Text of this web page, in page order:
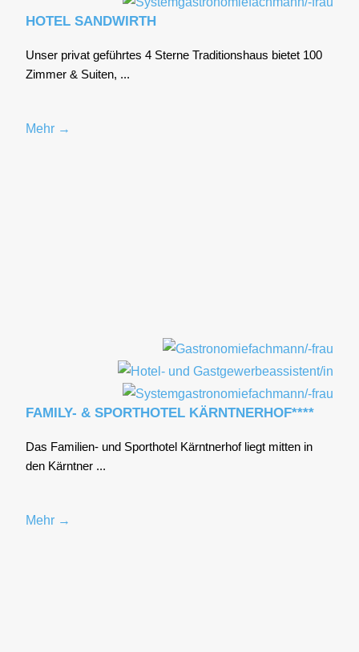
HOTEL SANDWIRTH
Unser pri­vat geführ­tes 4 Ster­ne Tra­di­ti­ons­haus bie­tet 100
Zim­mer & Sui­ten, ...
Mehr →
FAMILY- & SPORTHOTEL KÄRNTNERHOF****
Das Fami­li­en- und Sport­ho­tel Kärnt­ner­hof liegt mit­ten in
den Kärnt­ner ...
Mehr →